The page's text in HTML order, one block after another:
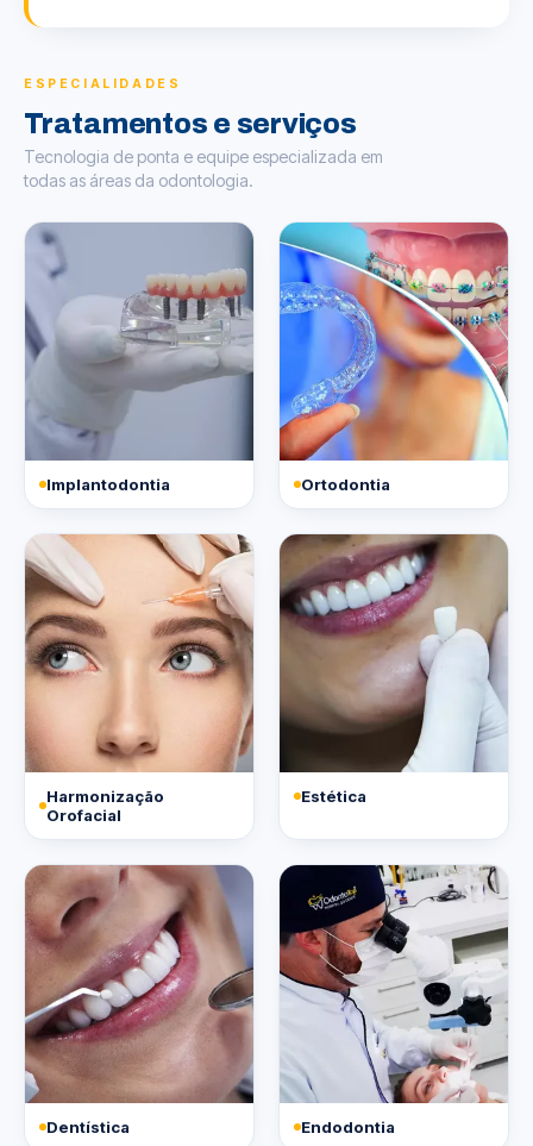
ESPECIALIDADES
Tratamentos e serviços
Tecnologia de ponta e equipe especializada em
todas as áreas da odontologia.
Implantodontia Ortodontia
Harmonização
Orofacial
Estética
Dentística Endodontia